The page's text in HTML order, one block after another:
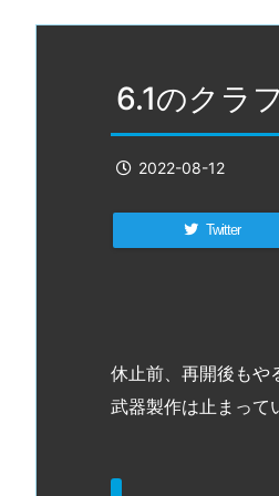
6.1のクラ
2022-08-12
Twitter
休止前、再開後もや
武器製作は止まって